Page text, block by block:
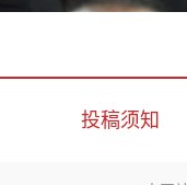
投稿须知